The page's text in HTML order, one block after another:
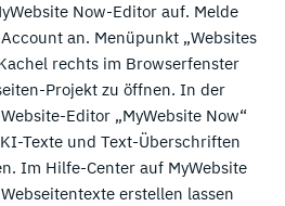
Now-Editor auf. Melde
an. Menüpunkt „Websites
rechts im Browserfenster
Projekt zu öffnen. In der
Editor „MyWebsite Now“
Texte und Text-Überschriften
Im Hilfe-Center auf MyWebsite
erstellen lassen